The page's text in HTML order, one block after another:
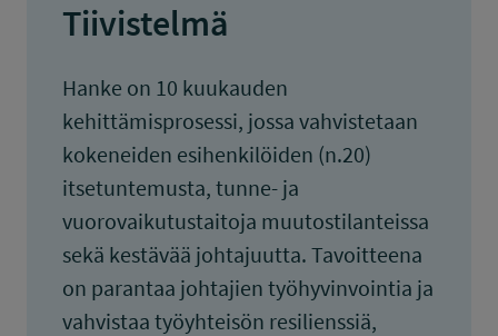
Tiivistelmä
Hanke on 10 kuukauden
kehittämisprosessi, jossa vahvistetaan
kokeneiden esihenkilöiden (n.20)
itsetuntemusta, tunne- ja
vuorovaikutustaitoja muutostilanteissa
sekä kestävää johtajuutta. Tavoitteena
on parantaa johtajien työhyvinvointia ja
vahvistaa työyhteisön resilienssiä,